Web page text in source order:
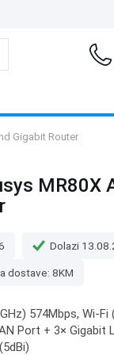
Gigabit Router
MR80X
Dolazi
dostave: 8KM
574Mbps, Wi-
Port + 3× Gigabit